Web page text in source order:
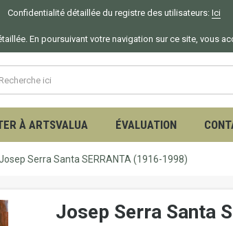
Confidentialité détaillée du registre des utilisateurs: Ici
En poursuivant votre navigation sur ce site, vous
À ARTSVALUA ÉVALUATION
Serra Santa SERRANTA (1916-1998)
Josep Serra Santa